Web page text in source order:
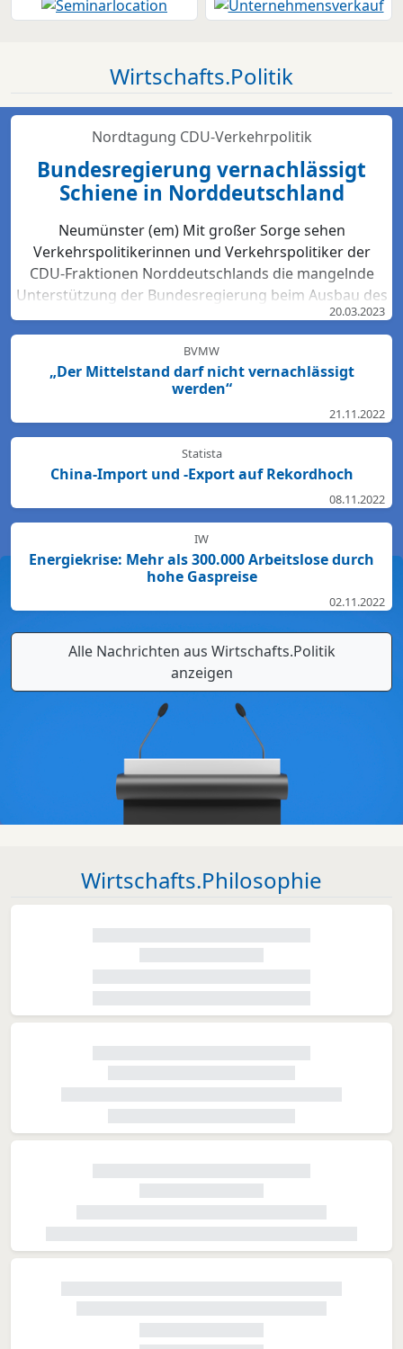
Wirtschafts.Politik
Nordtagung CDU-Verkehrpolitik
Bundesregierung vernachlässigt
Schiene in Norddeutschland
Neumünster (em) Mit großer Sorge sehen
Verkehrspolitikerinnen und Verkehrspolitiker der
CDU-Fraktionen Norddeutschlands die mangelnde
Unterstützung der Bundesregierung beim Ausbau des
Bahn-Netzes. Hartmut Bodeit, mobilitätspolitischer
Sprecher der bremischen CDUBürgerschaftsfraktion,
betont: „Die neuesten Bewertungen der DB Netz AG
lassen keinen Zweifel: Das Schienennetz ist in der
nirgendwo sonst in Deutschland. Für den Start des
Deutschlandtick...
20.03.2023
BVMW
„Der Mittelstand darf nicht vernachlässigt
werden“
21.11.2022
Statista
China-Import und -Export auf Rekordhoch
08.11.2022
IW
Energiekrise: Mehr als 300.000 Arbeitslose durch
hohe Gaspreise
02.11.2022
Alle Nachrichten aus Wirtschafts.Politik
anzeigen
Wirtschafts.Philosophie